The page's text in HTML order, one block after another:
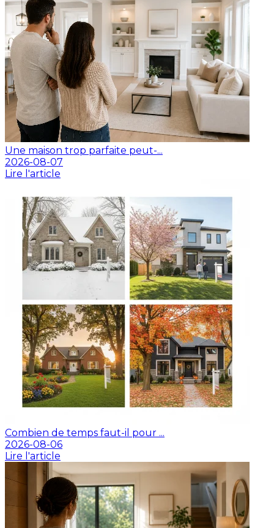
Une maison trop parfaite peut-...
2026-08-07
Lire l'article
Combien de temps faut-il pour ...
2026-08-06
Lire l'article